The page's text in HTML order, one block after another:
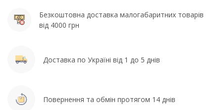
Безкоштовна доставка малогабаритних товарів
від 4000 грн
Доставка по Україні від 1 до 5 днів
Повернення та обмін протягом 14 днів